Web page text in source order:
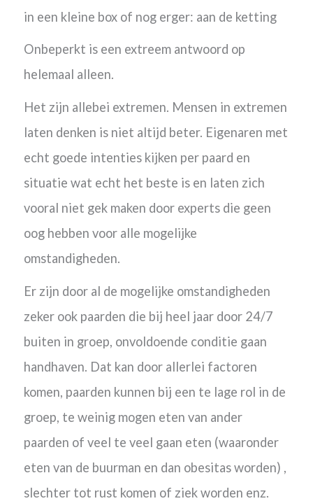
in een kleine box of nog erger: aan de ketting
Onbeperkt is een extreem antwoord op
helemaal alleen.
Het zijn allebei extremen. Mensen in extremen
laten denken is niet altijd beter. Eigenaren met
echt goede intenties kijken per paard en
situatie wat echt het beste is en laten zich
vooral niet gek maken door experts die geen
oog hebben voor alle mogelijke
omstandigheden.
Er zijn door al de mogelijke omstandigheden
zeker ook paarden die bij heel jaar door 24/7
buiten in groep, onvoldoende conditie gaan
handhaven. Dat kan door allerlei factoren
komen, paarden kunnen bij een te lage rol in de
groep, te weinig mogen eten van ander
paarden of veel te veel gaan eten (waaronder
eten van de buurman en dan obesitas worden) ,
slechter tot rust komen of ziek worden enz.